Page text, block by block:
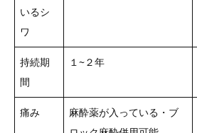
いるシ
ワ
持続期
間
１~２年
痛み
麻酔薬が入っている・ブ